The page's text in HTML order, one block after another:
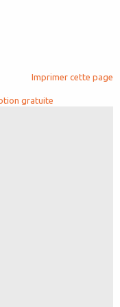
Imprimer cette page
gratuite